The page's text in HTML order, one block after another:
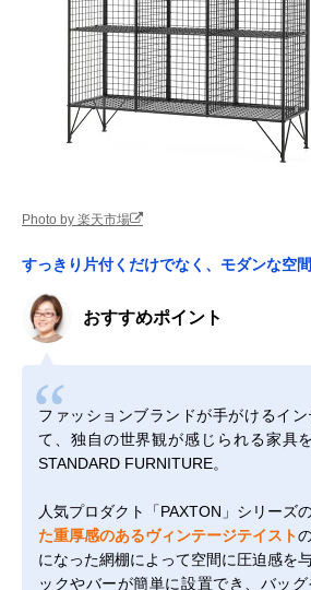
Photo by 楽天市場
すっきり片付くだけでなく、モダンな空
おすすめポイント
ファッションブランドが手がけるイ
て、独自の世界観が感じられる家具
STANDARD FURNITURE。
人気プロダクト「PAXTON」シリーズ
た重厚感のあるヴィンテージテイスト
になった網棚によって空間に圧迫感を
ックやバーが簡単に設置でき、バッ